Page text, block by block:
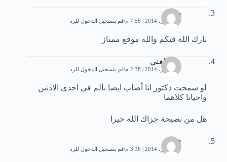
هيثم
19 أكتوبر، 2014 | 7:58 م قم بتسجيل الدخول للرد
بارك الله فيكم والله موقع ممتاز
عبد الغني
21 أكتوبر، 2014 | 2:38 م قم بتسجيل الدخول للرد
لو سمحت دكتور انا أصاب ايضا بألم في احدى الاذنين
واحيانا كلاهما
هل من نصيحة جزاك الله خيرا
فوز
21 أكتوبر، 2014 | 3:36 م قم بتسجيل الدخول للرد